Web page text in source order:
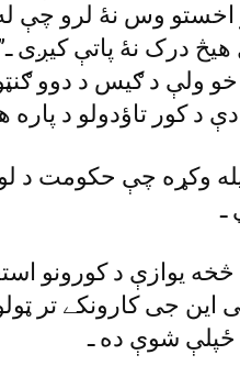
وس نۀ لرو چې
هيڅ درک نۀ پاتې
ولې د ګيس د دوو
د کور تاؤدولو د
وکړه چې حکومت د
ـ
يوازې د کورونو
جى کارونکے تر
شوې ده ـ